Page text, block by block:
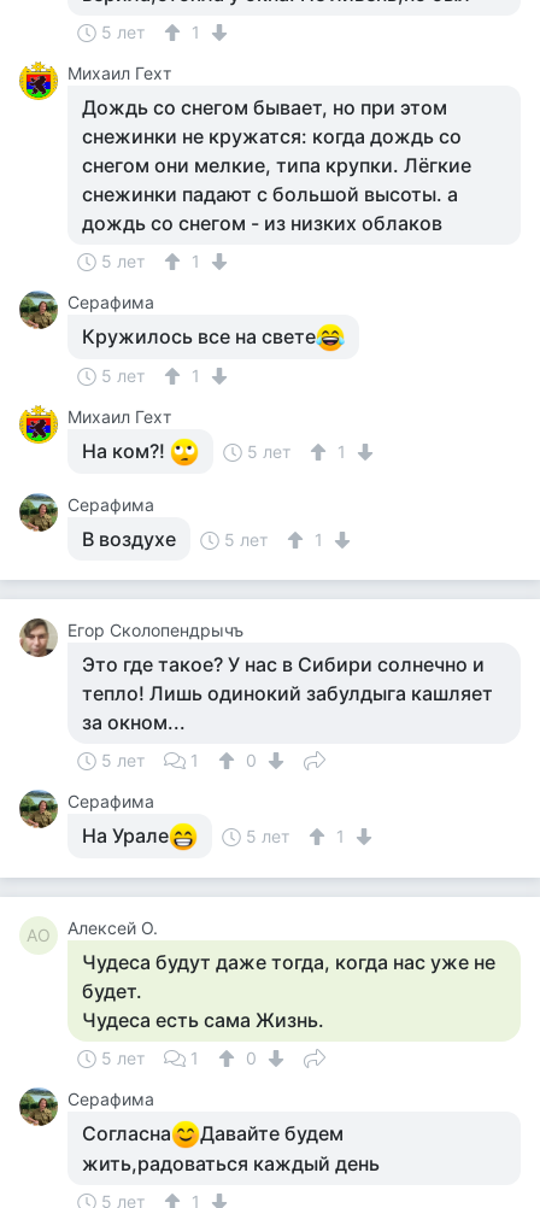
5 лет
1
Михаил Гехт
Дождь со снегом бывает, но при этом
снежинки не кружатся: когда дождь со
снегом они мелкие, типа крупки. Лёгкие
снежинки падают с большой высоты. а
дождь со снегом - из низких облаков
5 лет
1
Серафима
Кружилось все на свете
5 лет
1
Михаил Гехт
На ком?! 5 лет 1
Серафима
В воздухе 5 лет 1
Егор Сколопендрычъ
Это где такое? У нас в Сибири солнечно и
тепло! Лишь одинокий забулдыга кашляет
за окном...
5 лет 1
0
Серафима
На Урале 5 лет 1
АО Алексей О.
Чудеса будут даже тогда, когда нас уже не
будет.
Чудеса есть сама Жизнь.
5 лет 1
0
Серафима
Согласна
Давайте будем
жить,радоваться каждый день
5 лет 1